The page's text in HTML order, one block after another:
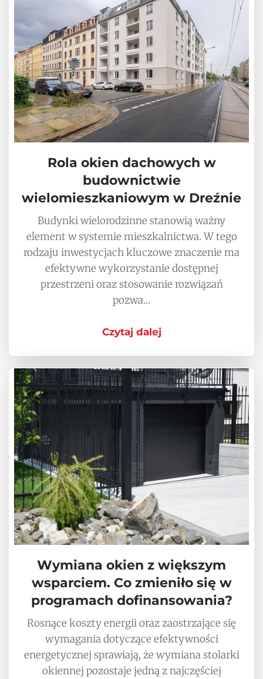
Rola okien dachowych w
budownictwie
wielomieszkaniowym w Dreźnie
Budynki wielorodzinne stanowią ważny
element w systemie mieszkalnictwa. W tego
rodzaju inwestycjach kluczowe znaczenie ma
efektywne wykorzystanie dostępnej
przestrzeni oraz stosowanie rozwiązań
pozwa…
Czytaj dalej
Wymiana okien z większym
wsparciem. Co zmieniło się w
programach dofinansowania?
Rosnące koszty energii oraz zaostrzające się
wymagania dotyczące efektywności
energetycznej sprawiają, że wymiana stolarki
okiennej pozostaje jedną z najczęściej